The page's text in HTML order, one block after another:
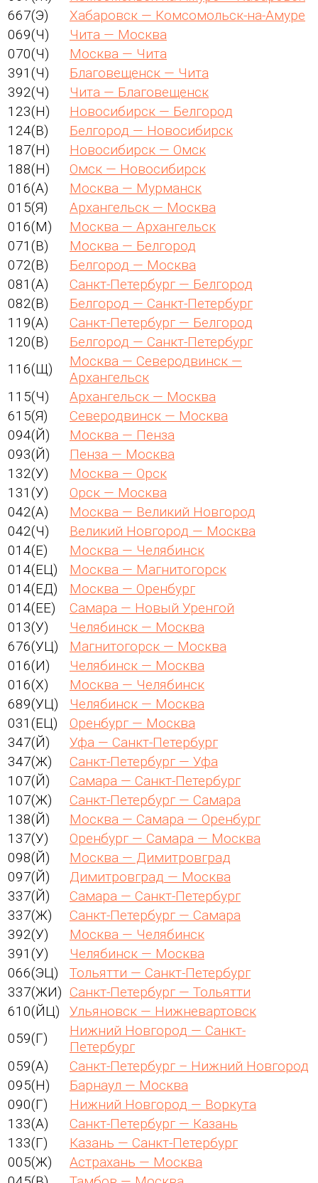
667(Э)
Хабаровск — Комсомольск-на-Амуре
069(Ч)
Чита — Москва
070(Ч)
Москва — Чита
391(Ч)
Благовещенск — Чита
392(Ч)
Чита — Благовещенск
123(Н)
Новосибирск — Белгород
124(В)
Белгород — Новосибирск
187(Н)
Новосибирск — Омск
188(Н)
Омск — Новосибирск
016(А)
Москва — Мурманск
015(Я)
Архангельск — Москва
016(М)
Москва — Архангельск
071(В)
Москва — Белгород
072(В)
Белгород — Москва
081(А)
Санкт-Петербург — Белгород
082(В)
Белгород — Санкт-Петербург
119(А)
Санкт-Петербург — Белгород
120(В)
Белгород — Санкт-Петербург
116(Щ)
Москва — Северодвинск —
Архангельск
115(Ч)
Архангельск — Москва
615(Я)
Северодвинск — Москва
094(Й)
Москва — Пенза
093(Й)
Пенза — Москва
132(У)
Москва — Орск
131(У)
Орск — Москва
042(А)
Москва — Великий Новгород
042(Ч)
Великий Новгород — Москва
014(Е)
Москва — Челябинск
014(ЕЦ)
Москва — Магнитогорск
014(ЕД)
Москва — Оренбург
014(ЕЕ)
Самара — Новый Уренгой
013(У)
Челябинск — Москва
676(УЦ)
Магнитогорск — Москва
016(И)
Челябинск — Москва
016(Х)
Москва — Челябинск
689(УЦ)
Челябинск — Москва
031(ЕЦ)
Оренбург — Москва
347(Й)
Уфа — Санкт-Петербург
347(Ж)
Санкт-Петербург — Уфа
107(Й)
Самара — Санкт-Петербург
107(Ж)
Санкт-Петербург — Самара
138(Й)
Москва — Самара — Оренбург
137(У)
Оренбург — Самара — Москва
098(Й)
Москва — Димитровград
097(Й)
Димитровград — Москва
337(Й)
Самара — Санкт-Петербург
337(Ж)
Санкт-Петербург — Самара
392(У)
Москва — Челябинск
391(У)
Челябинск — Москва
066(ЭЦ)
Тольятти — Санкт-Петербург
337(ЖИ) Санкт-Петербург — Тольятти
610(ЙЦ)
Ульяновск — Нижневартовск
059(Г)
Нижний Новгород — Санкт-
Петербург
059(А)
Санкт-Петербург – Нижний Новгород
095(Н)
Барнаул — Москва
090(Г)
Нижний Новгород — Воркута
133(А)
Санкт-Петербург — Казань
133(Г)
Казань — Санкт-Петербург
005(Ж)
Астрахань — Москва